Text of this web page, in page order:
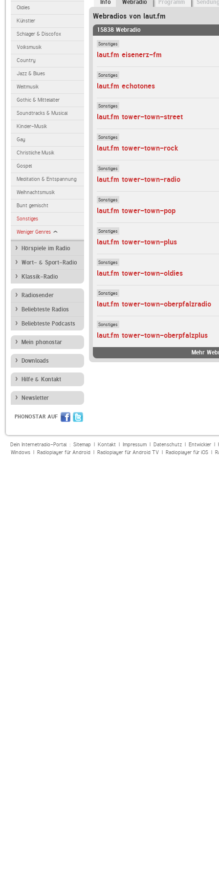
Oldies
Künstler
Schlager & Discofox
Volksmusik
Country
Jazz & Blues
Weltmusik
Gothic & Mittelalter
Soundtracks & Musical
Kinder-Musik
Gay
Christliche Musik
Gospel
Meditation & Entspannung
Weihnachtsmusik
Bunt gemischt
Sonstiges
Weniger Genres
Hörspiele im Radio
Wort- & Sport-Radio
Klassik-Radio
Radiosender
Beliebteste Radios
Beliebteste Podcasts
Mein phonostar
Downloads
Hilfe & Kontakt
Newsletter
PHONOSTAR AUF
Info Webradio Programm
Webradios von laut.fm
15838 Webradio
Sonstiges
laut.fm eisenerz-fm
Sonstiges
laut.fm echotones
Sonstiges
laut.fm tower-town-street
Sonstiges
laut.fm tower-town-rock
Sonstiges
laut.fm tower-town-radio
Sonstiges
laut.fm tower-town-pop
Sonstiges
laut.fm tower-town-plus
Sonstiges
laut.fm tower-town-oldies
Sonstiges
laut.fm tower-town-oberpfalzradio
Sonstiges
laut.fm tower-town-oberpfalzplus
Mehr
Dein Internetradio-Portal : Sitemap| Kontakt| Impressum| Datenschutz| Entwickler|
Windows| Radioplayer für Android| Radioplayer für Android TV| Radioplayer für iOS|